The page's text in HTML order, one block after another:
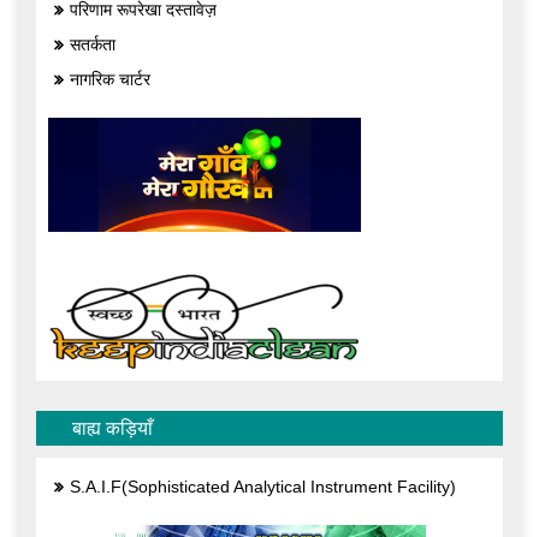
परिणाम रूपरेखा दस्तावेज़
सतर्कता
नागरिक चार्टर
बाह्य कड़ियाँ
S.A.I.F(Sophisticated Analytical Instrument Facility)